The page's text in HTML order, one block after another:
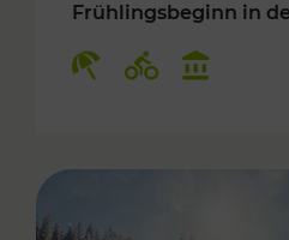
Frühlingsbeginn in